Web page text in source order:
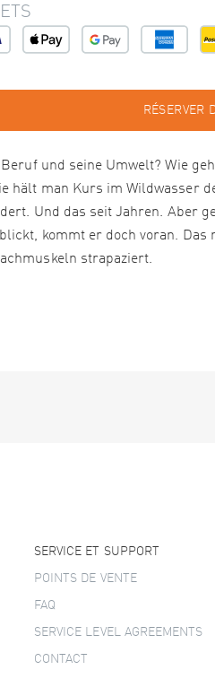
RÉSERVER
und seine Umwelt? Wie
hält man Kurs im Wildwasser
Und das seit Jahren. Aber
kommt er doch voran.
strapaziert.
SERVICE ET SUPPORT
POINTS DE VENTE
FAQ
SERVICE LEVEL AGREEMENTS
CONTACT